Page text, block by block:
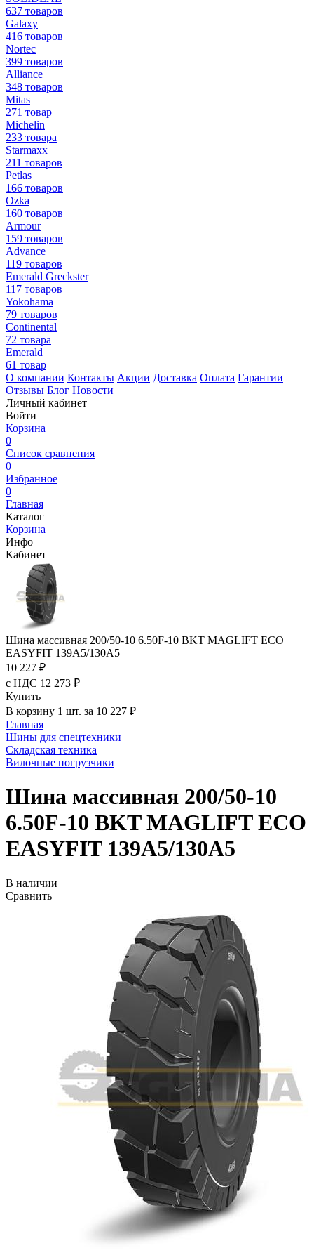
637 товаров
Galaxy
416 товаров
Nortec
399 товаров
Alliance
348 товаров
Mitas
271 товар
Michelin
233 товара
Starmaxx
211 товаров
Petlas
166 товаров
Ozka
160 товаров
Armour
159 товаров
Advance
119 товаров
Emerald Greckster
117 товаров
Yokohama
79 товаров
Continental
72 товара
Emerald
61 товар
О компании Контакты Акции Доставка Оплата Гарантии
Отзывы Блог Новости
Личный кабинет
Войти
Корзина
0
Список сравнения
0
Избранное
0
Главная
Каталог
Корзина
Инфо
Кабинет
Шина массивная 200/50-10 6.50F-10 BKT MAGLIFT ECO
EASYFIT 139A5/130A5
10 227 ₽
с НДС 12 273 ₽
Купить
В корзину 1 шт. за 10 227 ₽
Главная
Шины для спецтехники
Складская техника
Вилочные погрузчики
Шина массивная 200/50-10
6.50F-10 BKT MAGLIFT ECO
EASYFIT 139A5/130A5
В наличии
Сравнить